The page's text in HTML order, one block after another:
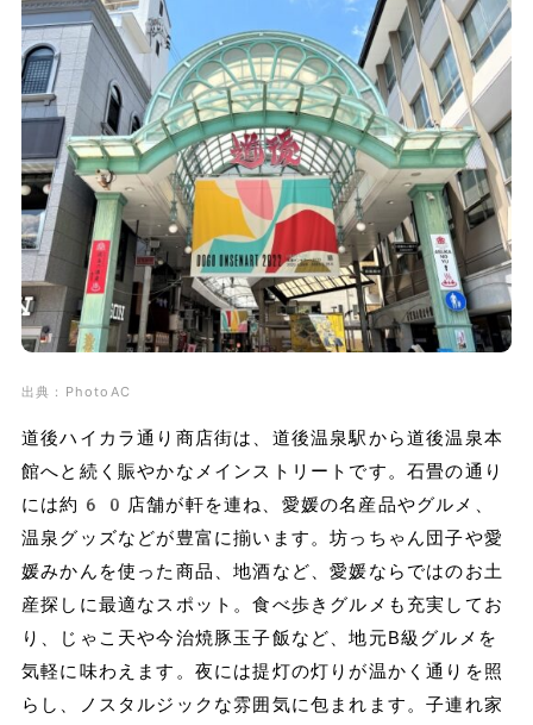
出典：PhotoAC
道後ハイカラ通り商店街は、道後温泉駅から道後温泉本
館へと続く賑やかなメインストリートです。石畳の通り
には約60店舗が軒を連ね、愛媛の名産品やグルメ、
温泉グッズなどが豊富に揃います。坊っちゃん団子や愛
媛みかんを使った商品、地酒など、愛媛ならではのお土
産探しに最適なスポット。食べ歩きグルメも充実してお
り、じゃこ天や今治焼豚玉子飯など、地元B級グルメを
気軽に味わえます。夜には提灯の灯りが温かく通りを照
らし、ノスタルジックな雰囲気に包まれます。子連れ家